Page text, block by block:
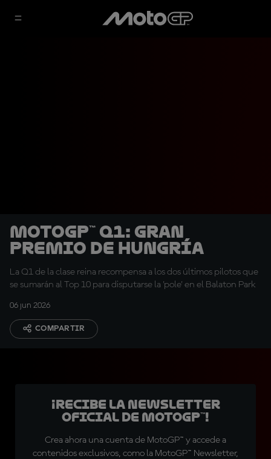
MotoGP™ Q1: Gran
Premio de Hungría
La Q1 de la clase reina recompensa a los dos últimos pilotos que
se sumarán al Top 10 para disputarse la 'pole' en el Balaton Park
06 jun 2026
COMPARTIR
¡Recibe la Newsletter
oficial de MotoGP™!
Crea ahora una cuenta de MotoGP™ y accede a
contenidos exclusivos, como la MotoGP™ Newsletter,